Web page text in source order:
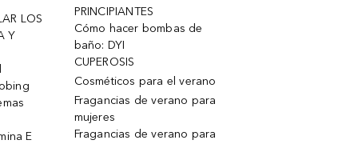
LOS
Y
E
PRINCIPIANTES
Cómo hacer bombas de
baño: DYI
CUPEROSIS
Cosméticos para el verano
Fragancias de verano para
mujeres
Fragancias de verano para